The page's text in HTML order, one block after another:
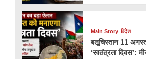
Main Story विदेश
बलूचिस्तान 11
‘स्वतंत्रता दिवस’: